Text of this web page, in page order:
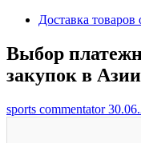
Доставка
Выбор
закупок в Азии
sports commentator